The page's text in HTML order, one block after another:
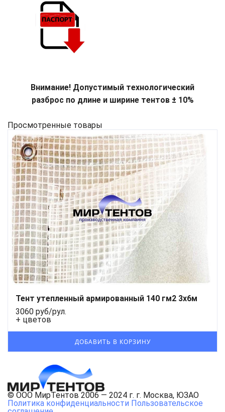
Внимание! Допустимый технологический
разброс по длине и ширине тентов ± 10%
Просмотренные товары
Тент утепленный армированный 140 гм2 3х6м
3060 руб/рул.
+ цветов
© ООО МирТентов 2006 — 2024 г. г. Москва, ЮЗАО
Политика конфиденциальности Пользовательское